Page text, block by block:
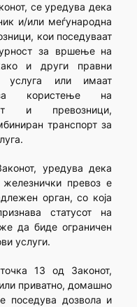
се уредува дека
и/или меѓународна
кои поседуваат
за вршење на
и други правни
услуга или имаат
користење на
и превозници,
транспорт за
уредува дека
превоз е
орган, со која
статусот на
да биде ограничен
услуги.
13 од Законот,
приватно, домашно
поседува дозвола и